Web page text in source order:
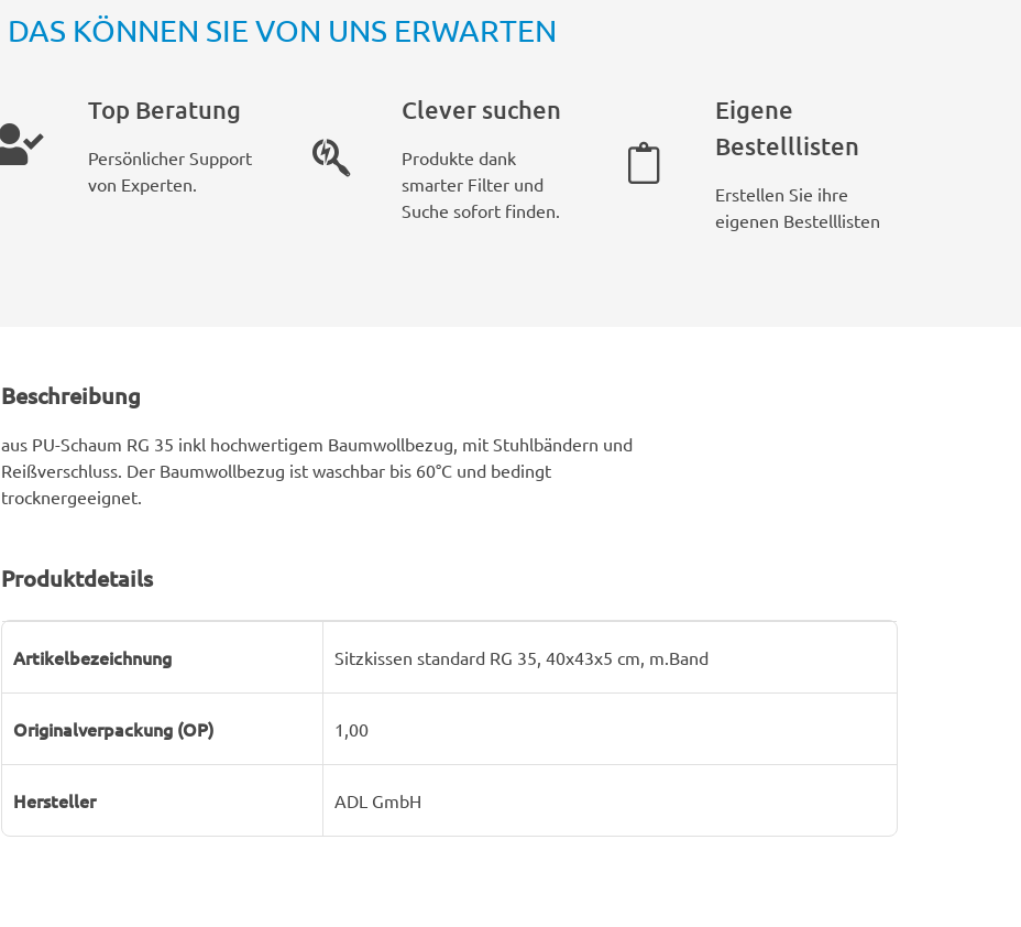
DAS KÖNNEN SIE VON UNS ERWARTEN
Top Beratung
Persönlicher Support
von Experten.
Clever suchen
Produkte dank
smarter Filter und
Suche sofort finden.
Eigene
Bestelllisten
Erstellen Sie ihre
eigenen Bestelllisten
Beschreibung
aus PU-Schaum RG 35 inkl hochwertigem Baumwollbezug, mit Stuhlbändern und
Reißverschluss. Der Baumwollbezug ist waschbar bis 60°C und bedingt
trocknergeeignet.
Produktdetails
Artikelbezeichnung Sitzkissen standard RG 35, 40x43x5 cm, m.Band
Originalverpackung (OP) 1,00
Hersteller ADL GmbH